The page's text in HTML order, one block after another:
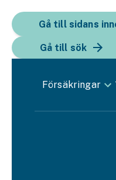
Gå till sidans
Gå till sök
Försäkringar